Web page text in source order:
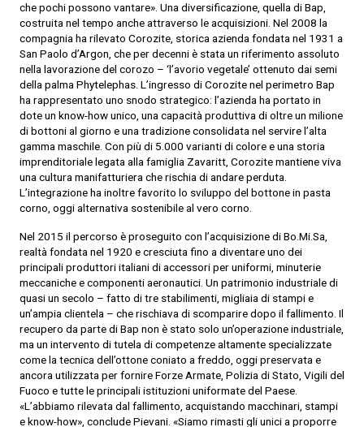
che pochi possono vantare». Una diversificazione, quella di Bap,
costruita nel tempo anche attraverso le acquisizioni. Nel 2008 la
compagnia ha rilevato Corozite, storica azienda fondata nel 1931 a
San Paolo d’Argon, che per decenni è stata un riferimento assoluto
nella lavorazione del corozo – ‘l’avorio vegetale’ ottenuto dai semi
della palma Phytelephas. L’ingresso di Corozite nel perimetro Bap
ha rappresentato uno snodo strategico: l’azienda ha portato in
dote un know-how unico, una capacità produttiva di oltre un milione
di bottoni al giorno e una tradizione consolidata nel servire l’alta
gamma maschile. Con più di 5.000 varianti di colore e una storia
imprenditoriale legata alla famiglia Zavaritt, Corozite mantiene viva
una cultura manifatturiera che rischia di andare perduta.
L’integrazione ha inoltre favorito lo sviluppo del bottone in pasta
corno, oggi alternativa sostenibile al vero corno.
Nel 2015 il percorso è proseguito con l’acquisizione di Bo.Mi.Sa,
realtà fondata nel 1920 e cresciuta fino a diventare uno dei
principali produttori italiani di accessori per uniformi, minuterie
meccaniche e componenti aeronautici. Un patrimonio industriale di
quasi un secolo – fatto di tre stabilimenti, migliaia di stampi e
un’ampia clientela – che rischiava di scomparire dopo il fallimento. Il
recupero da parte di Bap non è stato solo un’operazione industriale,
ma un intervento di tutela di competenze altamente specializzate
come la tecnica dell’ottone coniato a freddo, oggi preservata e
ancora utilizzata per fornire Forze Armate, Polizia di Stato, Vigili del
Fuoco e tutte le principali istituzioni uniformate del Paese.
«L’abbiamo rilevata dal fallimento, acquistando macchinari, stampi
e know-how», conclude Pievani. «Siamo rimasti gli unici a proporre